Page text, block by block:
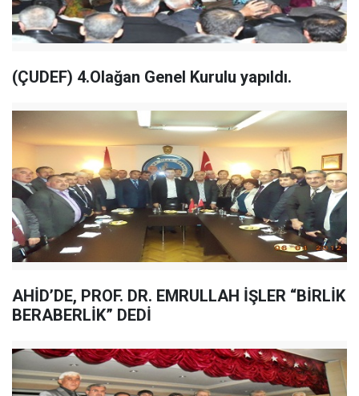
(ÇUDEF) 4.Olağan Genel Kurulu yapıldı.
AHİD’DE, PROF. DR. EMRULLAH İŞLER “BİRLİK
BERABERLİK” DEDİ